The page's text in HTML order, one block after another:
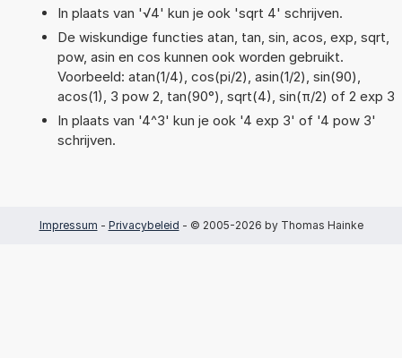
In plaats van '√4' kun je ook 'sqrt 4' schrijven.
De wiskundige functies atan, tan, sin, acos, exp, sqrt,
pow, asin en cos kunnen ook worden gebruikt.
Voorbeeld: atan(1/4), cos(pi/2), asin(1/2), sin(90),
acos(1), 3 pow 2, tan(90°), sqrt(4), sin(π/2) of 2 exp 3
In plaats van '4^3' kun je ook '4 exp 3' of '4 pow 3'
schrijven.
Impressum - Privacybeleid - © 2005-2026 by Thomas Hainke